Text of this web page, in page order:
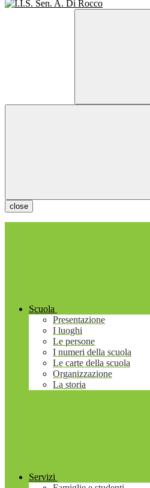
close
Scuola
Presentazione
I luoghi
Le persone
I numeri della scuola
Le carte della scuola
Organizzazione
La storia
Servizi